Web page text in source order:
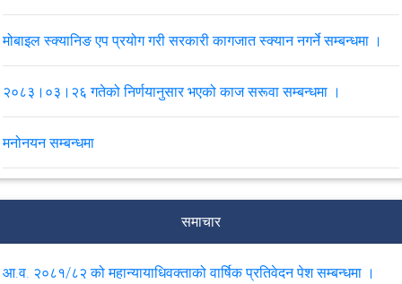
मोबाइल स्क्यानिङ एप प्रयोग गरी सरकारी कागजात स्क्यान नगर्ने सम्बन्धमा ।
२०८३।०३।२६ गतेको निर्णयानुसार भएको काज सरूवा सम्बन्धमा ।
मनोनयन सम्बन्धमा
पुनरावेदन सम्बन्धी कारवाही समयमै सम्पन्न गर्ने सम्बन्धमा परिपत्र।
समाचार
आ.व. २०८१/८२ को महान्यायाधिवक्ताको वार्षिक प्रतिवेदन पेश सम्बन्धमा ।